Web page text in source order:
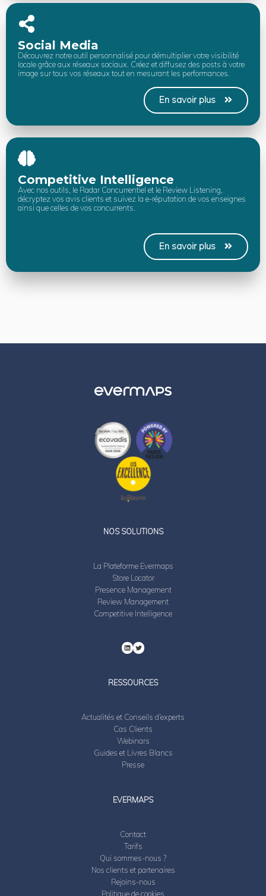
Social Media
Découvrez notre outil personnalisé pour démultiplier votre visibilité
locale grâce aux réseaux sociaux. Créez et diffusez des posts à votre
image sur tous vos réseaux tout en mesurant les performances.
En savoir plus
Competitive Intelligence
Avec nos outils, le Radar Concurrentiel et le Review Listening,
décryptez vos avis clients et suivez la e-réputation de vos enseignes
ainsi que celles de vos concurrents.
En savoir plus
NOS SOLUTIONS
La Plateforme Evermaps
Store Locator
Presence Management
Review Management
Competitive Intelligence
RESSOURCES
Actualités et Conseils d’experts
Cas Clients
Webinars
Guides et Livres Blancs
Presse
EVERMAPS
Contact
Tarifs
Qui sommes-nous ?
Nos clients et partenaires
Rejoins-nous
Politique de cookies